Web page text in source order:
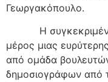
Γεωργακόπουλο.
Η συγκεκριμένη
μέρος μιας
από ομάδα
δημοσιογράφων από